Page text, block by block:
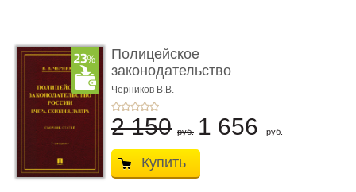
Полицейское
законодательство
России: вчера, с� ...
Черников В.В.
2 150 руб. 1 656 руб.
Купить